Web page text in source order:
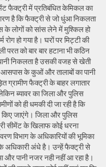
फैक्ट्री में प्रतिबंधित केमिकल का
है कि फैक्ट्री से जो धुंआ निकलता
लोगों को सांस लेने में मुश्किल हो
रोग हो गया है। घरों पर मिट्टी की
को बार बार हटाना भी कठिन
निकलता है उसकी वजह से खेती
के कुओं और तालाबों का पानी
ग्रामीण फैक्ट्री के बाहर लगातार
ब्यावर का जिला और पुलिस
को ही धमकी दी जा रही है कि
जाएंगे। जिला और पुलिस
सीमेंट के खिलाफ कोई धरना
विभाग के अधिकारियों की भूमिका
अधिकारी अंधे है। उन्हें फैक्ट्री से
पानी नजर नही नहीं आ रहा है।